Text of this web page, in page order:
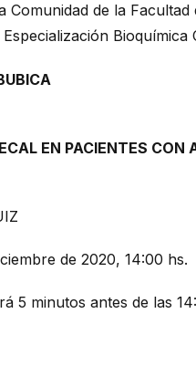
Comunidad de la
EN PACIENTES
de 2020, 14:00 hs.
5 minutos antes de las